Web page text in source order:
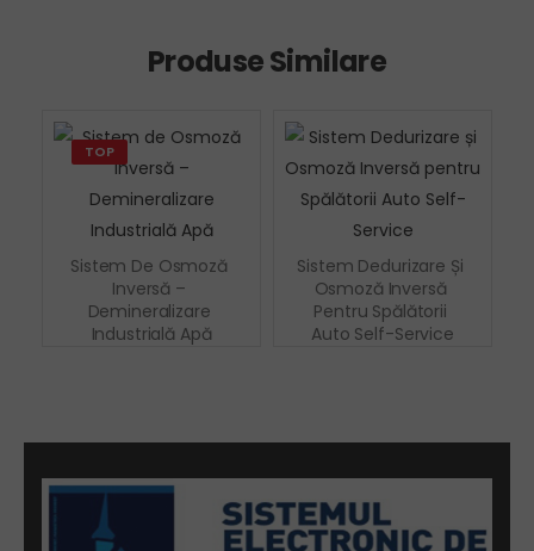
Produse Similare
TOP
Sistem De Osmoză
Inversă –
Demineralizare
Industrială Apă
Sistem Dedurizare Și
Osmoză Inversă
Pentru Spălătorii
Auto Self-Service